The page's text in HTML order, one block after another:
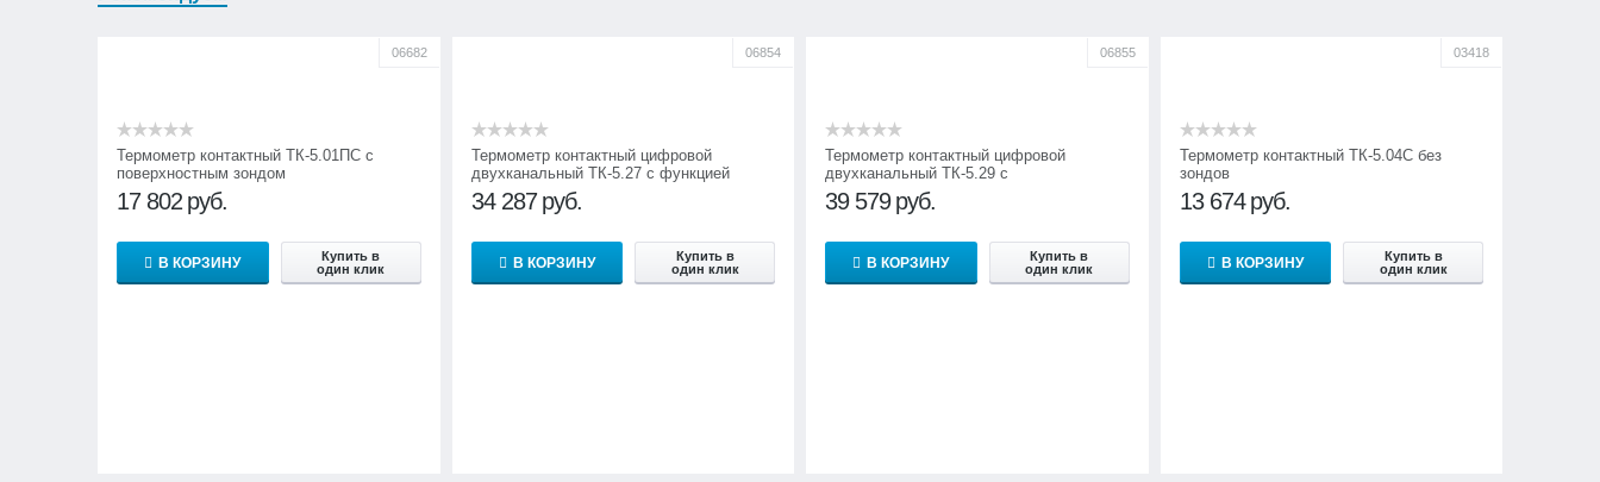
06682
Термометр контактный ТК-5.01ПC с
поверхностным зондом
17 802 руб.
В КОРЗИНУ
Купить в
один клик
06854
Термометр контактный цифровой
двухканальный ТК-5.27 с функцией
логирования
34 287 руб.
В КОРЗИНУ
Купить в
один клик
06855
Термометр контактный цифровой
двухканальный ТК-5.29 с
универсальными входами и функцией
логирования
39 579 руб.
В КОРЗИНУ
Купить в
один клик
03418
Термометр контактный ТК-5.04C без
зондов
13 674 руб.
В КОРЗИНУ
Купить в
один клик